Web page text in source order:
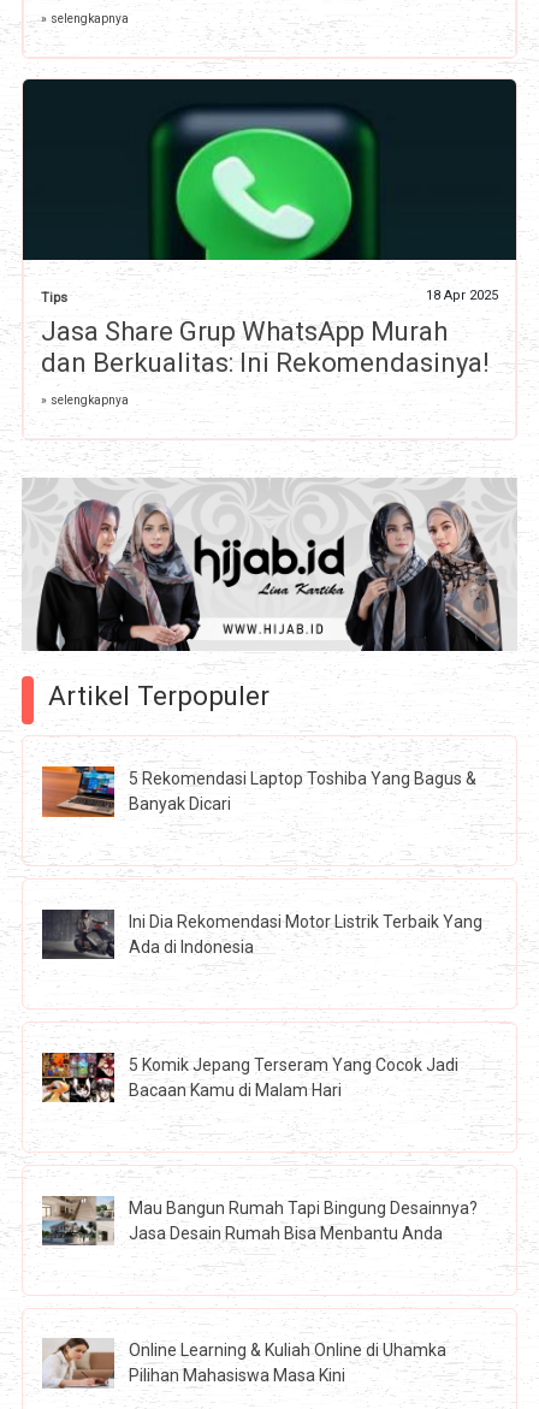
» selengkapnya
Tips 18 Apr 2025
Jasa Share Grup WhatsApp Murah
dan Berkualitas: Ini Rekomendasinya!
» selengkapnya
Artikel Terpopuler
5 Rekomendasi Laptop Toshiba Yang Bagus &
Banyak Dicari
Ini Dia Rekomendasi Motor Listrik Terbaik Yang
Ada di Indonesia
5 Komik Jepang Terseram Yang Cocok Jadi
Bacaan Kamu di Malam Hari
Mau Bangun Rumah Tapi Bingung Desainnya?
Jasa Desain Rumah Bisa Menbantu Anda
Online Learning & Kuliah Online di Uhamka
Pilihan Mahasiswa Masa Kini